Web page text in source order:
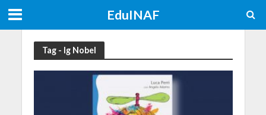
EduINAF
Tag - Ig Nobel